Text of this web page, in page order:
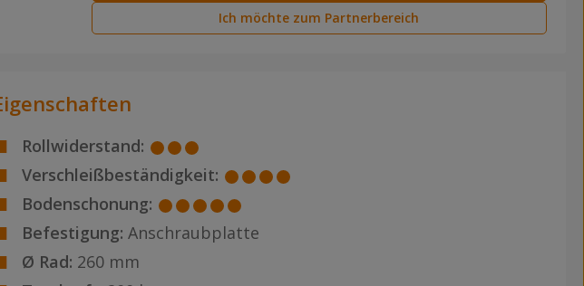
Ich möchte zum Partnerbereich
Rollwiderstand:
Verschleißbeständigkeit:
Bodenschonung:
Befestigung: Anschraubplatte
Ø Rad: 260 mm